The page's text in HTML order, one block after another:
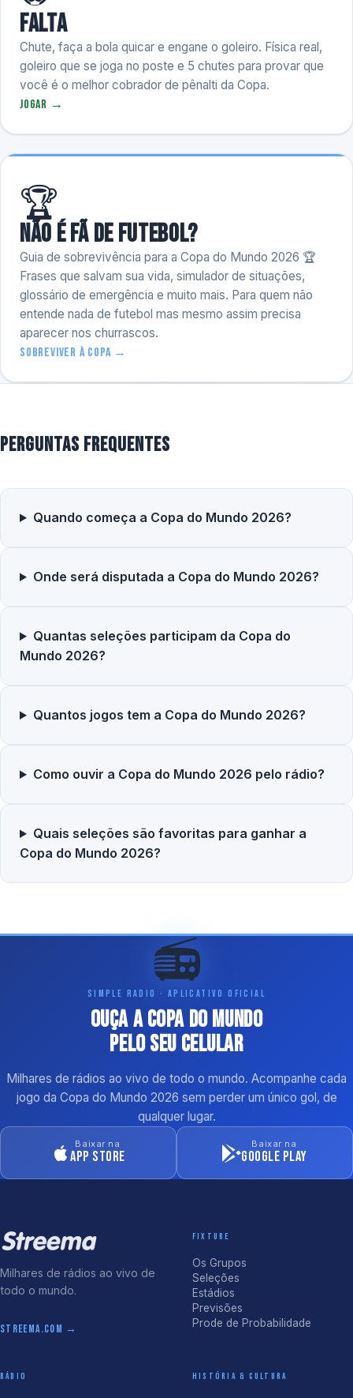
Falta
Chute, faça a bola quicar e engane o goleiro. Física real,
goleiro que se joga no poste e 5 chutes para provar que
você é o melhor cobrador de pênalti da Copa.
Jogar →
🏆
Não é fã de futebol?
Guia de sobrevivência para a Copa do Mundo 2026 🏆
Frases que salvam sua vida, simulador de situações,
glossário de emergência e muito mais. Para quem não
entende nada de futebol mas mesmo assim precisa
aparecer nos churrascos.
Sobreviver à Copa →
Perguntas frequentes
Quando começa a Copa do Mundo 2026?
Onde será disputada a Copa do Mundo 2026?
Quantas seleções participam da Copa do
Mundo 2026?
Quantos jogos tem a Copa do Mundo 2026?
Como ouvir a Copa do Mundo 2026 pelo rádio?
Quais seleções são favoritas para ganhar a
Copa do Mundo 2026?
📻
SIMPLE RADIO · APLICATIVO OFICIAL
Ouça a Copa do Mundo
pelo seu celular
Milhares de rádios ao vivo de todo o mundo. Acompanhe cada
jogo da Copa do Mundo 2026 sem perder um único gol, de
qualquer lugar.
Baixar na
App Store
Baixar na
Google Play
Milhares de rádios ao vivo de
todo o mundo.
streema.com →
FIXTURE
Os Grupos
Seleções
Estádios
Previsões
Prode de Probabilidade
RÁDIO HISTÓRIA & CULTURA